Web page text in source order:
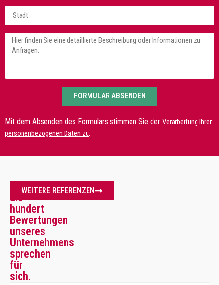
FORMULAR ABSENDEN
Mit dem Absenden des Formulars stimmen Sie der Verarbeitung Ihrer
personenbezogenen Daten zu.
Mehr
als
hundert
Bewertungen
unseres
Unternehmens
sprechen
für
sich.
WEITERE REFERENZEN